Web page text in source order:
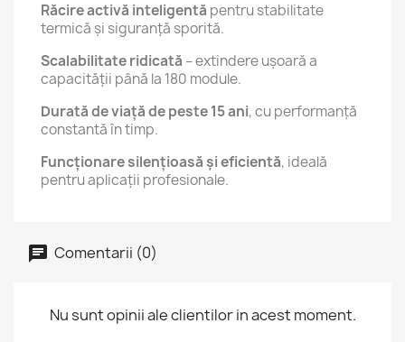
Răcire activă inteligentă pentru stabilitate
termică și siguranță sporită.
Scalabilitate ridicată – extindere ușoară a
capacității până la 180 module.
Durată de viață de peste 15 ani, cu performanță
constantă în timp.
Funcționare silențioasă și eficientă, ideală
pentru aplicații profesionale.
Comentarii (0)
Nu sunt opinii ale clientilor in acest moment.